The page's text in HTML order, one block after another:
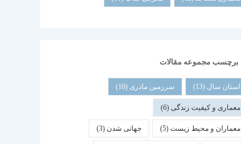
برچسب مجموعه مقالات
استان سال (13) سرزمین مادری (10)
معماری و کیفیت زندگی(6)
معماران و محیط زیست(5) جهانی شدن (3)